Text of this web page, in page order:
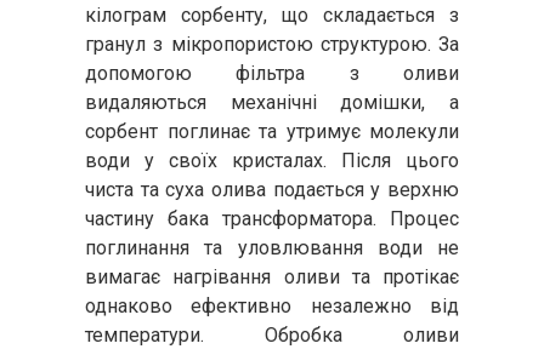
кілограм сорбенту, що складається з
гранул з мікропористою структурою. За
допомогою фільтра з оливи
видаляються механічні домішки, а
сорбент поглинає та утримує молекули
води у своїх кристалах. Після цього
чиста та суха олива подається у верхню
частину бака трансформатора. Процес
поглинання та уловлювання води не
вимагає нагрівання оливи та протікає
однаково ефективно незалежно від
температури. Обробка оливи